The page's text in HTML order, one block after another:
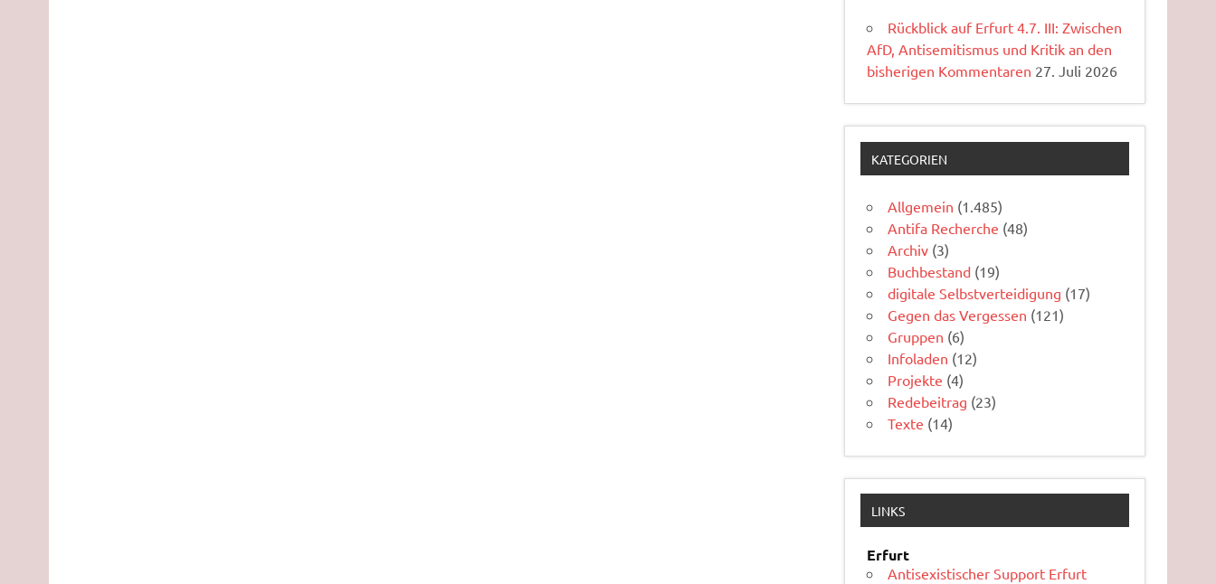
Rückblick auf Erfurt 4.7. III: Zwischen
AfD, Antisemitismus und Kritik an den
bisherigen Kommentaren 27. Juli 2026
KATEGORIEN
Allgemein (1.485)
Antifa Recherche (48)
Archiv (3)
Buchbestand (19)
digitale Selbstverteidigung (17)
Gegen das Vergessen (121)
Gruppen (6)
Infoladen (12)
Projekte (4)
Redebeitrag (23)
Texte (14)
LINKS
Erfurt
Antisexistischer Support Erfurt